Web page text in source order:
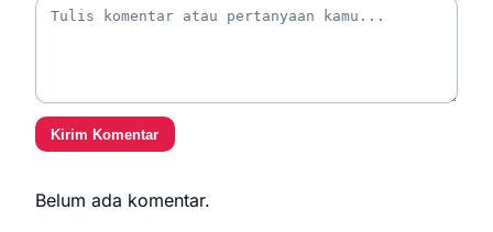
Kirim Komentar
Belum ada komentar.